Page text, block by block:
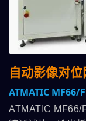
自动影像对
ATMATIC MF66/F
ATMATIC MF66/